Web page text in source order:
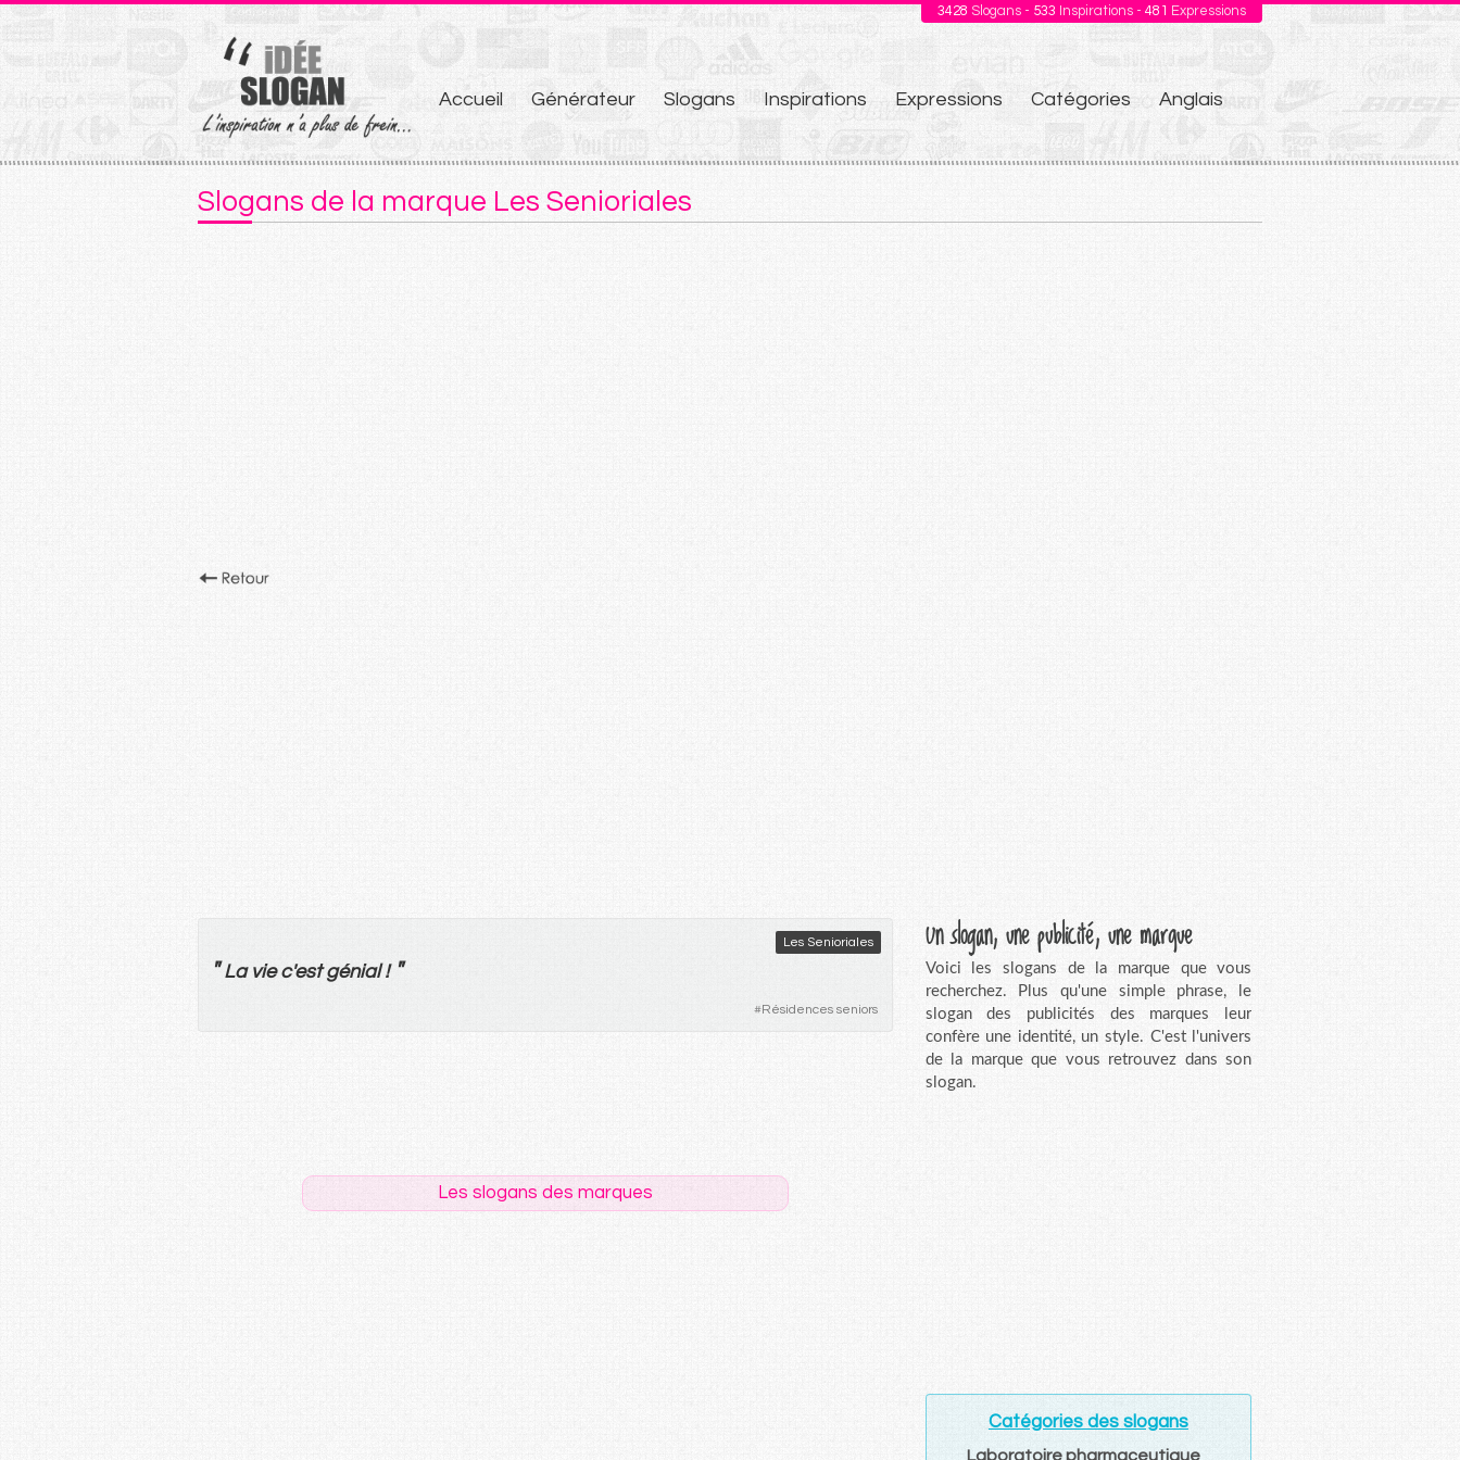
3428 Slogans - 533 Inspirations - 481 Expressions
Aller
au
contenu
Accueil Générateur Slogans Inspirations Expressions Catégories Anglais
Slogans de la marque Les Senioriales
Les Senioriales
" La viec'est génial! "
#Résidences seniors
Les slogans des marques
Un slogan, une publicité, une marque
Voici les slogans de la marque que vous
recherchez. Plus qu'une simple phrase, le
slogan des publicités des marques leur
confère une identité, un style. C'est l'univers
de la marque que vous retrouvez dans son
slogan.
Catégories des slogans
Laboratoire pharmaceutique